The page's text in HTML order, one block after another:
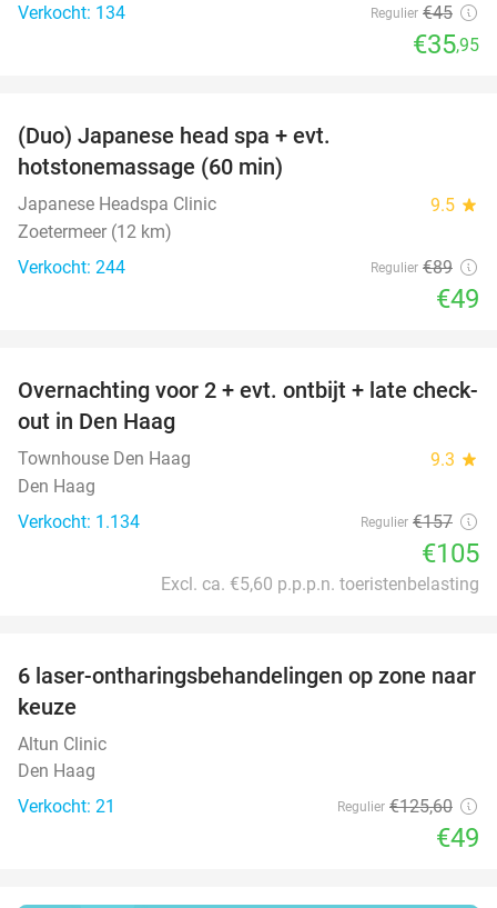
Verkocht: 134
Regulier €45
€35,95
(Duo) Japanese head spa + evt.
hotstonemassage (60 min)
Japanese Headspa Clinic 9.5 star
Zoetermeer (12 km)
Verkocht: 244
Regulier €89
€49
33%
Overnachting voor 2 + evt. ontbijt + late check-
out in Den Haag
Townhouse Den Haag 9.3 star
Den Haag
Verkocht: 1.134
Regulier €157
€105
Excl. ca. €5,60 p.p.p.n. toeristenbelasting
61%
6 laser-ontharingsbehandelingen op zone naar
keuze
Altun Clinic
Den Haag
Verkocht: 21
Regulier €125,60
€49